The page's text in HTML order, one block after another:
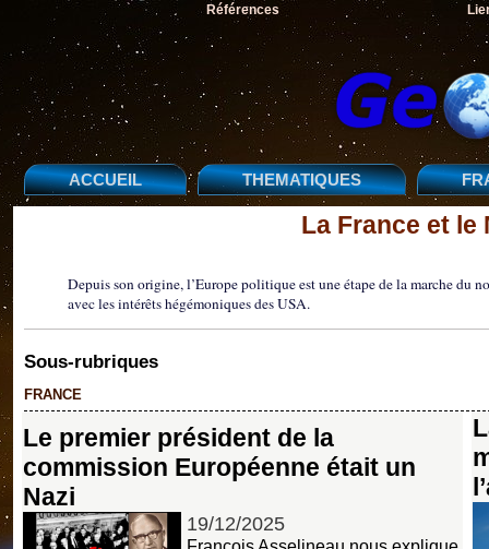
Références
ACCUEIL THEMATIQUES
La France et le
Depuis son origine, l’Europe politique est une étape de la marche du
avec les intérêts hégémoniques des USA.
Sous-rubriques
FRANCE
Le premier président de la
commission Européenne était un
Nazi
19/12/2025